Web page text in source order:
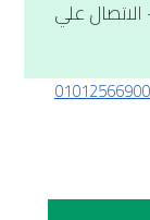
- الاتصال علي